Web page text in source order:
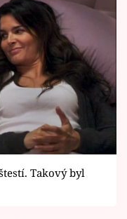
Takový byl